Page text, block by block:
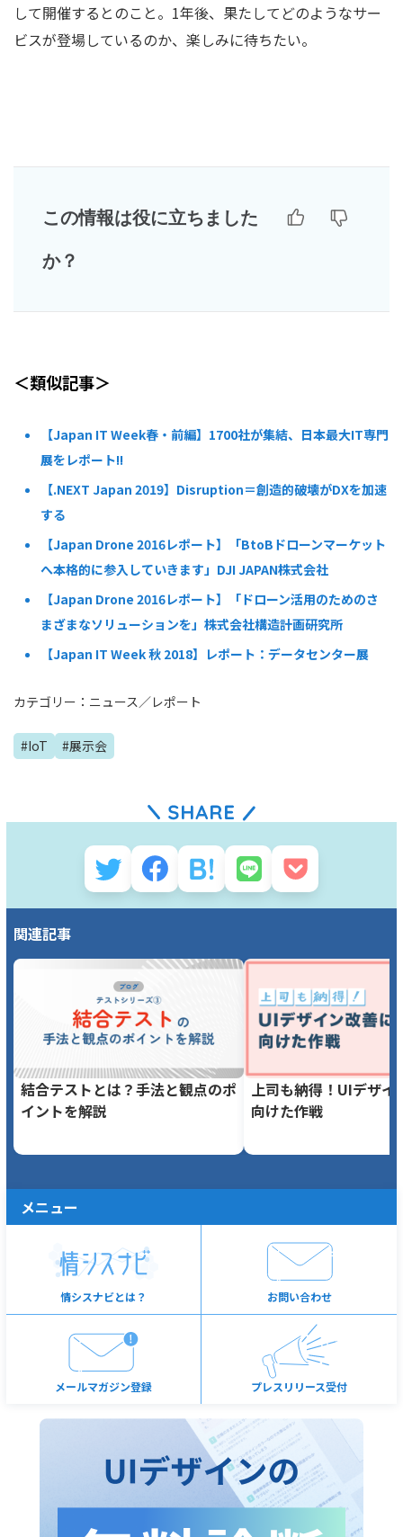
して開催するとのこと。1年後、果たしてどのようなサー
ビスが登場しているのか、楽しみに待ちたい。
この情報は役に立ちました
か？
＜類似記事＞
【Japan IT Week春・前編】1700社が集結、日本最大IT専門
展をレポート!!
【.NEXT Japan 2019】Disruption＝創造的破壊がDXを加速
する
【Japan Drone 2016レポート】「BtoBドローンマーケット
へ本格的に参入していきます」DJI JAPAN株式会社
【Japan Drone 2016レポート】「ドローン活用のためのさ
まざまなソリューションを」株式会社構造計画研究所
【Japan IT Week 秋 2018】レポート：データセンター展
カテゴリー： ニュース ／レポート
#IoT #展示会
関連記事
結合テストとは？手法と観点のポ
イントを解説
上司も納得！UIデザイ
向けた作戦
メニュー
情シスナビとは？ お問い合わせ
メールマガジン登録 プレスリリース受付